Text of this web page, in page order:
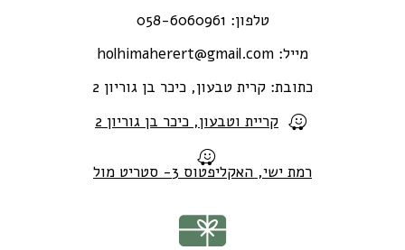
טלפון: 058-6060961
מייל: holhimaherert@gmail.com
כתובת: קרית טבעון, כיכר בן גוריון 2
קריית וטבעון, כיכר בן גוריון 2
רמת ישי, האקליפטוס 3- סטריט מול